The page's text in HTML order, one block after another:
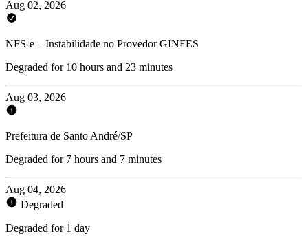
Aug 02, 2026
NFS-e – Instabilidade no Provedor GINFES
Degraded for 10 hours and 23 minutes
Aug 03, 2026
Prefeitura de Santo André/SP
Degraded for 7 hours and 7 minutes
Aug 04, 2026
Degraded
Degraded for 1 day